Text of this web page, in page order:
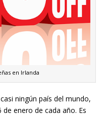
en Irlanda
ningún país del mundo,
enero de cada año. Es